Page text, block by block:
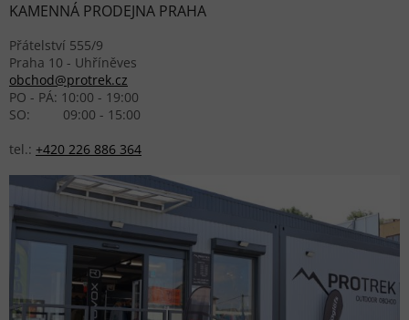
KAMENNÁ PRODEJNA PRAHA
Přátelství 555/9
Praha 10 - Uhříněves
obchod@protrek.cz
PO - PÁ: 10:00 - 19:00
SO: 09:00 - 15:00
tel.: +420 226 886 364